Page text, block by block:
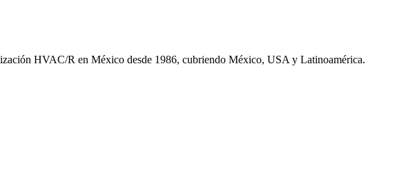
HVAC/R en México desde 1986, cubriendo México, USA y Latinoamérica.